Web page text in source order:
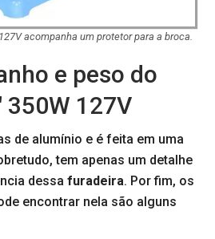
acompanha um protetor para a broca.
e peso do
350W 127V
de alumínio e é feita em uma
tem apenas um detalhe
dessa furadeira. Por fim, os
encontrar nela são alguns